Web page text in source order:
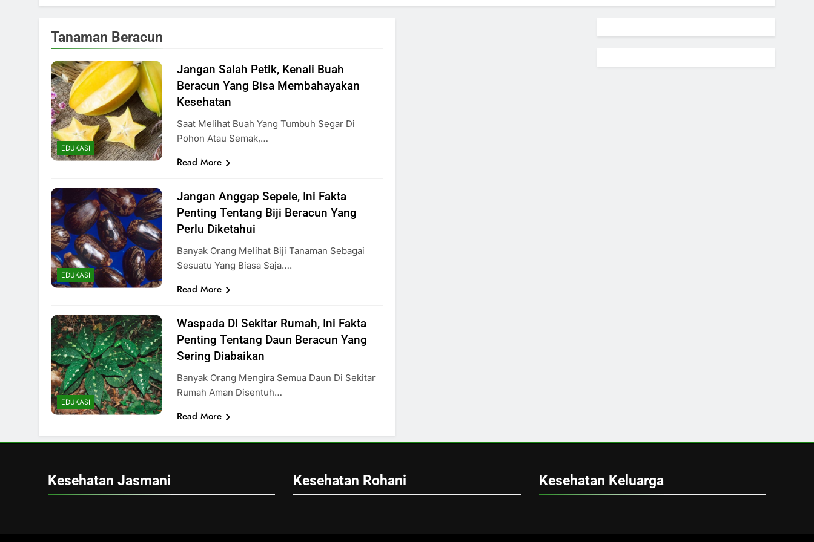
Tanaman Beracun
EDUKASI
Jangan Salah Petik, Kenali Buah
Beracun Yang Bisa Membahayakan
Kesehatan
Saat Melihat Buah Yang Tumbuh Segar Di
Pohon Atau Semak,…
Read More
EDUKASI
Jangan Anggap Sepele, Ini Fakta
Penting Tentang Biji Beracun Yang
Perlu Diketahui
Banyak Orang Melihat Biji Tanaman Sebagai
Sesuatu Yang Biasa Saja….
Read More
EDUKASI
Waspada Di Sekitar Rumah, Ini Fakta
Penting Tentang Daun Beracun Yang
Sering Diabaikan
Banyak Orang Mengira Semua Daun Di Sekitar
Rumah Aman Disentuh…
Read More
Kesehatan Jasmani Kesehatan Rohani Kesehatan Keluarga